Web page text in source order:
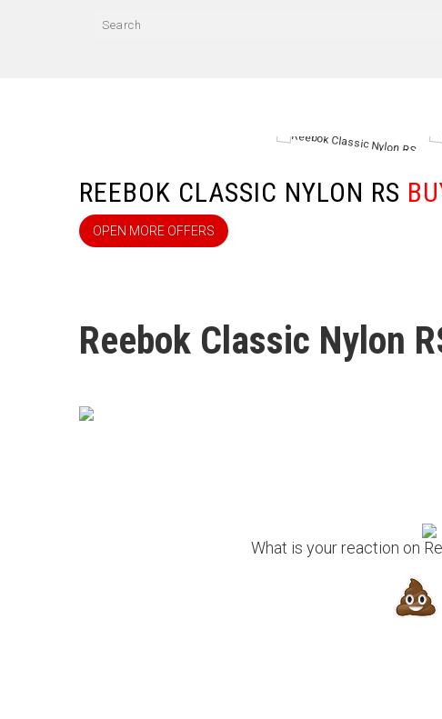
REEBOK CLASSIC NYLON RS
OPEN MORE OFFERS
Reebok Classic Nylon
What is your reaction on